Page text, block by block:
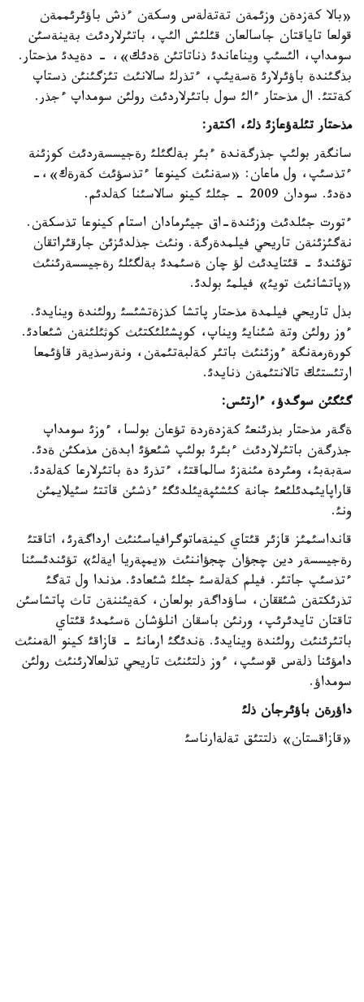
«بالا كةزدةن وزئمةن تةتةلةس وسكةن ءذش باؤئرئممةن
قولعا تاياقتان جاسالعان قئلئش الئپ، باتئرلاردئث بةينةسئن
سومداپ، الئسئپ ويناعاندئ ذناتاتئن ةدئك»، - دةيدئ مذحتار.
بذگئندة باؤئرلارئ ةسةيئپ، ءتذرلئ سالانئث تئزگئنئن ذستاپ
كةتتئ. ال مذحتار ءالئ سول باتئرلاردئث رولئن سومداپ ءجذر.
مذحتار تئلةؤعازئ ذلئ، اكتةر:
سانگةر بولئپ جذرگةندة ءبئر بةلگئلئ رةجيسسةردئث كوزئنة
ءتذسئپ، ول ماعان: «سةنئث كينوعا ءتذسؤئث كةرةك»،-
دةدئ. سودان 2009 - جئلئ كينو سالاسئنا كةلدئم.
ءتورت جئلدئث وزئندة-اق جيئرمادان استام كينوعا تذسكةن.
نةگئزئنةن تاريحي فيلمدةرگة. ونئث جذلدئزئن جارقئراتقان
تؤئندئ - قئتايدئث لؤ چان ةسئمدئ بةلگئلئ رةجيسسةرئنئث
«پاتشانئث تويئ» فيلمئ بولدئ.
بذل تاريحي فيلمدة مذحتار پاتشا كذزةتشئسئ رولئندة وينايدئ.
ءوز رولئن وتة شئنايئ ويناپ، كوپشئلئكتئث كوثئلئنةن شئعادئ.
كورةرمةنگة ءوزئنئث باتئر كةلبةتئمةن، ونةرسذيةر قاؤئمعا
ارتئستئك تالانتئمةن ذنايدئ.
گئگئن سوگدؤ، ءارتئس:
ةگةر مذحتار بذرئنعئ كةزدةردة تؤعان بولسا، ءوزئ سومداپ
جذرگةن باتئرلاردئث ءبئرئ بولئپ شئعؤئ ابدةن مذمكئن ةدئ.
سةبةبئ، ومئردة مئنةزئ سالماقتئ، ءتذرئ دة باتئرلارعا كةلةدئ.
قاراپايئمدئلئعئ جانة كئشئپةيئلدئگئ ءذشئن قاتتئ سئيلايمئن
ونئ.
قانداسئمئز قازئر قئتاي كينةماتوگرافياسئنئث ارداگةرئ، اتاقتئ
رةجيسسةر دين چجؤان چجؤاننئث «يمپةريا ايةلئ» تؤئندئسئنا
ءتذسئپ جاتئر. فيلم كةلةسئ جئلئ شئعادئ. مذندا ول تةگئ
تذرئكتةن شئققان، ساؤداگةر بولعان، كةيئننةن تاث پاتشاسئن
تاقتان تايدئرئپ، ورنئن باسقان انلؤشان ةسئمدئ قئتاي
باتئرئنئث رولئندة وينايدئ. ةندئگئ ارمانئ - قازاقئ كينو الةمنئث
دامؤئنا ذلةس قوسئپ، ءوز ذلتئنئث تاريحي تذلعالارئنئث رولئن
سومداؤ.
داؤرةن باؤئرجان ذلئ
«قازاقستان» ذلتتئق تةلةارناسئ